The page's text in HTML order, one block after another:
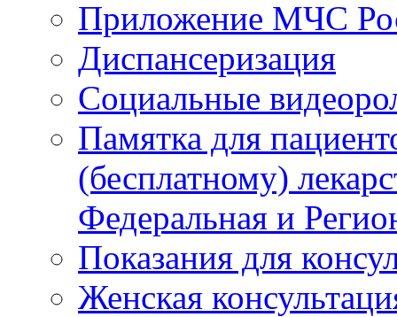
Приложение МЧС
Диспансеризация
Социальные
Памятка для
(бесплатному)
Федеральная и
Показания для
Женская